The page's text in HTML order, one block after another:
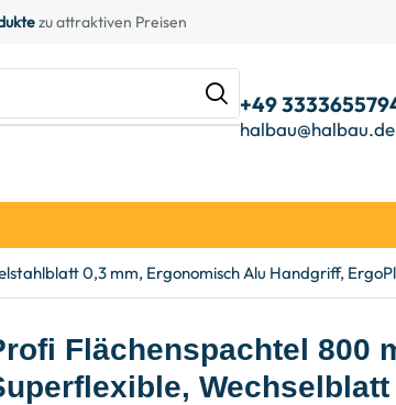
zu attraktiven Preisen
+49
halbau@halbau.de
0,3 mm, Ergonomisch Alu Handgriff,
Flächenspachtel 800